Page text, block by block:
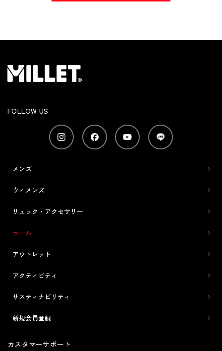
FOLLOW US
メンズ
ウィメンズ
リュック・アクセサリー
セール
アウトレット
アクティビティ
サスティナビリティ
新規会員登録
カスタマーサポート